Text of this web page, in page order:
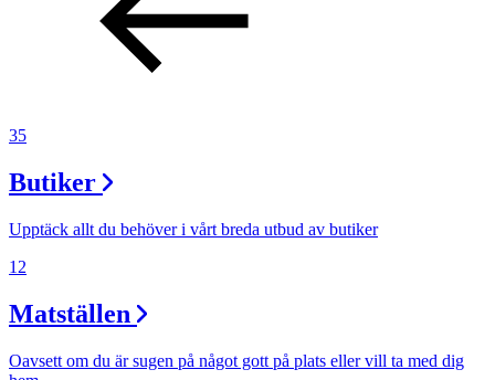
Magasin
Presentkort
35
Butiker
Upptäck allt du behöver i vårt breda utbud av butiker
12
Matställen
Oavsett om du är sugen på något gott på plats eller vill ta med dig